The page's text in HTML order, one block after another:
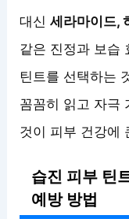
대신세라마이드,
같은 진정과 보습
틴트를 선택하는
꼼꼼히 읽고 자극
것이 피부 건강에
습진 피부 틴
예방 방법